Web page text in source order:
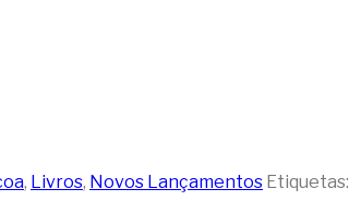
, Livros, Novos Lançamentos Etiquetas: